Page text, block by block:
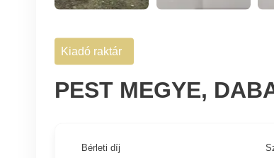
Kiadó raktár
PEST MEGYE,
Bérleti díj